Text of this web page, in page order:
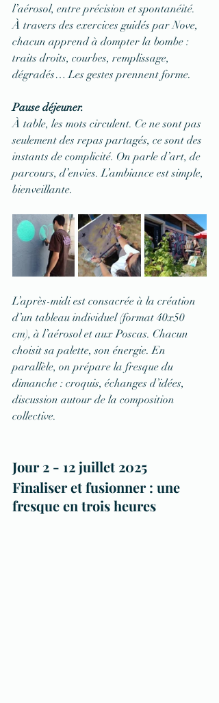
l’aérosol, entre précision et spontanéité.
À travers des exercices guidés par Nove,
chacun apprend à dompter la bombe :
traits droits, courbes, remplissage,
dégradés… Les gestes prennent forme.
Pause déjeuner.
À table, les mots circulent. Ce ne sont pas
seulement des repas partagés, ce sont des
instants de complicité. On parle d’art, de
parcours, d’envies. L’ambiance est simple,
bienveillante.
L’après-midi est consacrée à la création
d’un tableau individuel (format 40x50
cm), à l’aérosol et aux Poscas. Chacun
choisit sa palette, son énergie. En
parallèle, on prépare la fresque du
dimanche : croquis, échanges d’idées,
discussion autour de la composition
collective.
Jour 2 - 12 juillet 2025
Finaliser et fusionner : une
fresque en trois heures